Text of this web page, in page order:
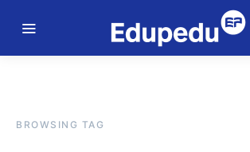
BROWSING TAG